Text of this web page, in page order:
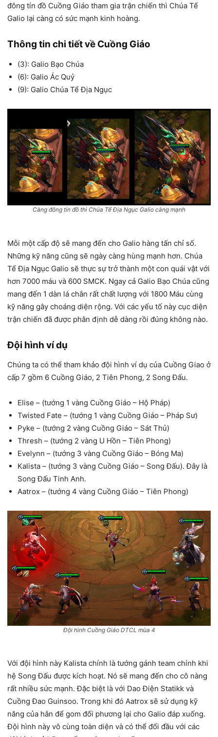
đông tín đồ Cuồng Giáo tham gia trận chiến thì Chúa Tể
Galio lại càng có sức mạnh kinh hoàng.
Thông tin chi tiết về Cuồng Giáo
(3): Galio Bạo Chúa
(6): Galio Ác Quỷ
(9): Galio Chúa Tể Địa Ngục
Càng đông tín đồ thì Chúa Tể Địa Ngục Galio càng mạnh
Mỗi một cấp độ sẽ mang đến cho Galio hàng tấn chỉ số.
Những kỹ năng cũng sẽ ngày càng hùng mạnh hơn. Chúa
Tể Địa Ngục Galio sẽ thực sự trở thành một con quái vật với
hơn 7000 máu và 600 SMCK. Ngay cả Galio Bạo Chúa cũng
mang đến 1 dàn lá chắn rất chất lượng với 1800 Máu cùng
kỹ năng gây choáng diện rộng. Với các yếu tố này cục diện
trận chiến đã được phân định dễ dàng rồi đúng không nào.
Đội hình ví dụ
Chúng ta có thể tham khảo đội hình ví dụ của Cuồng Giao ở
cấp 7 gồm 6 Cuồng Giáo, 2 Tiên Phong, 2 Song Đấu.
Elise – (tướng 1 vàng Cuồng Giáo – Hộ Pháp)
Twisted Fate – (tướng 1 vàng Cuồng Giáo – Pháp Sư)
Pyke – (tướng 2 vàng Cuồng Giáo – Sát Thủ)
Thresh – (tướng 2 vàng U Hồn – Tiên Phong)
Evelynn – (tướng 3 vàng Cuồng Giáo – Bóng Ma)
Kalista – (tướng 3 vàng Cuồng Giáo – Song Đấu). Đây là
Song Đấu Tinh Anh.
Aatrox – (tướng 4 vàng Cuồng Giáo – Tiên Phong)
Đội hình Cuồng Giáo DTCL mùa 4
Với đội hình này Kalista chính là tướng gánh team chính khi
hệ Song Đấu được kích hoạt. Nó sẽ mang đến cho cô nàng
rất nhiều sức mạnh. Đặc biệt là với Dao Điện Statikk và
Cuồng Đao Guinsoo. Trong khi đó Aatrox sẽ sử dụng kỹ
năng của hắn để gom đối phương lại cho Galio đáp xuống.
Đội hình này vô cùng toàn diện và có thể đối đầu với các